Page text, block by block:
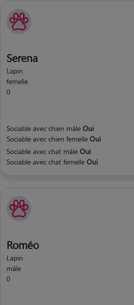
Serena
Lapin
femelle
0
Sociable avec chien mâle Oui
Sociable avec chien femelle Oui
Sociable avec chat mâle Oui
Sociable avec chat femelle Oui
Roméo
Lapin
mâle
0